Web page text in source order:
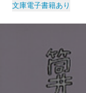
文庫電子書籍あり